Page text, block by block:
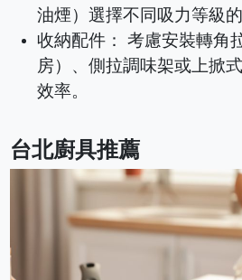
油煙）選擇不同吸力等級的
收納配件： 考慮安裝轉角
房）、側拉調味架或上掀
效率。
台北廚具推薦